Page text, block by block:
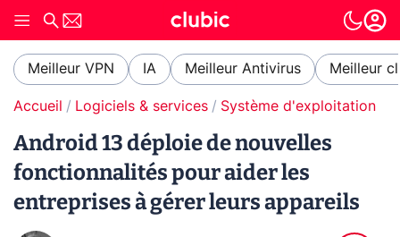
Meilleur VPN IA Meilleur Antivirus Meilleur
Accueil Logiciels & services Système d'exploitation
Android 13 déploie de nouvelles
fonctionnalités pour aider les
entreprises à gérer leurs appareils